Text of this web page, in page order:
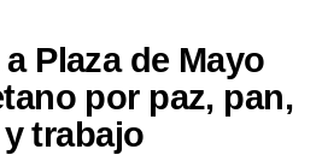
Plaza de Mayo
por paz, pan,
trabajo